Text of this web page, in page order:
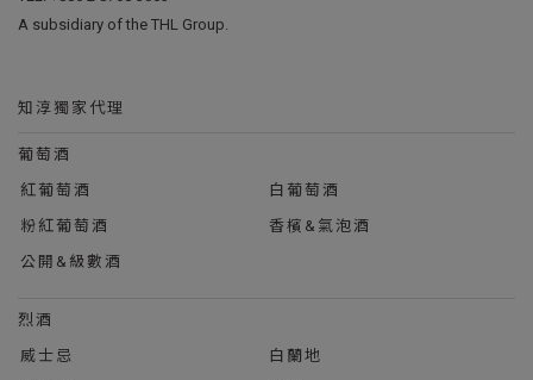
A subsidiary of the THL Group.
知淳獨家代理
葡萄酒
紅葡萄酒
白葡萄酒
粉紅葡萄酒
香檳&氣泡酒
公開&級數酒
烈酒
威士忌
白蘭地